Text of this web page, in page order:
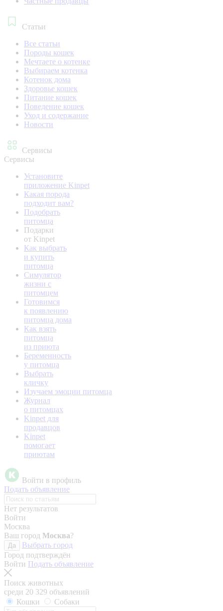
Статьи
Все статьи
Породы кошек
Мечтаете о котенке
Выбираем котенка
Котенок дома
Здоровье кошек
Питание кошек
Поведение кошек
Уход и содержание
Новости
Сервисы
Сервисы
Установите
приложение Kinpet
Какая порода
подходит вам?
Подобрать
питомца
Подарки
от Kinpet
Как выбрать
и купить
питомца
Симулятор
жизни с
питомцем
Готовимся
к появлению
питомца дома
Как взять
питомца
из приюта
Беременность
у питомца
Выбрать
кличку
Изучаем эмоции питомца
Журнал
о питомцах
Kinpet для
продавцов
Kinpet
помогает
приютам
Войти в профиль
Подать объявление
Нет результатов
Войти
Москва
Ваш город Москва?
Да
Выбрать город
Город подтверждён
Войти Подать объявление
Поиск животных
среди 20 329 объявлений
Кошки
Собаки